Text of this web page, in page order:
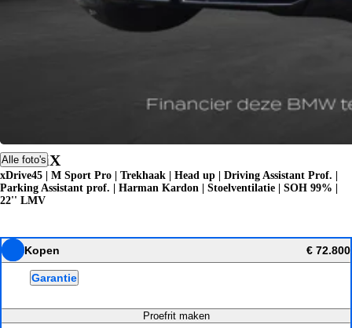
Alle foto's
BMW iX
xDrive45 | M Sport Pro | Trekhaak | Head up | Driving Assistant Prof. |
Parking Assistant prof. | Harman Kardon | Stoelventilatie | SOH 99% |
22'' LMV
Kopen € 72.800
Garantie
Proefrit maken